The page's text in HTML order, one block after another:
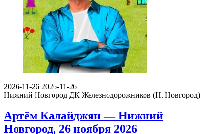
2026-11-26 2026-11-26
Нижний Новгород ДК Железнодорожников (Н. Новгород)
Артём Калайджян — Нижний
Новгород, 26 ноября 2026